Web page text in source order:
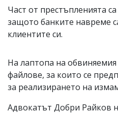
Част от престъпленията
защото банките навреме
клиентите си.
На лаптопа на
файлове, за които се
за реализирането на
Адвокатът Добри Райков